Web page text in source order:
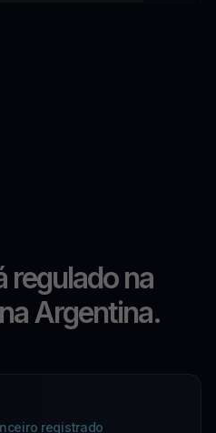
regulado na
Argentina.
registrado